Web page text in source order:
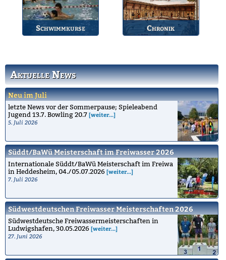
Aktuelle News
Neu im Juli
letzte News vor der Sommerpause; Spieleabend
Jugend 13.7. Bowling 20.7 [weiter...]
5. Juli 2026
Süddt/BaWü Meisterschaft im Freiwasser 2026
Internationale Süddt/BaWü Meisterschaft im Freiwa
in Heddesheim, 04./05.07.2026 [weiter...]
7. Juli 2026
Südwestdeutschen Freiwasser Meisterschaften 2026
Südwestdeutsche Freiwassermeisterschaften in
Ludwigshafen, 30.05.2026 [weiter...]
27. Juni 2026
Schwimmkurse Chronik